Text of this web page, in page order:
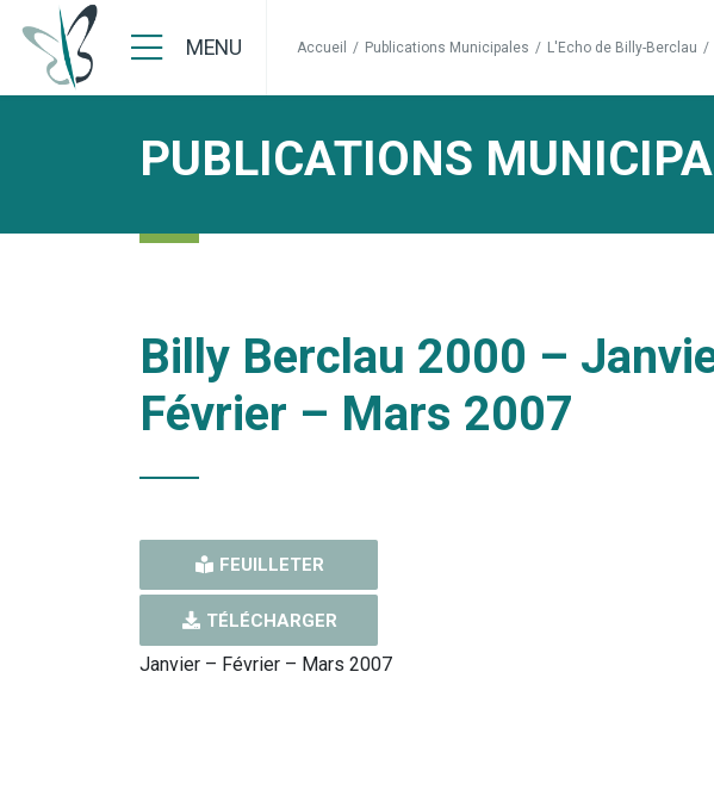
MENU Accueil / Publications Municipales / L'Echo de Billy-Berclau /
PUBLICATIONS
Billy Berclau 2000 –
Février – Mars 2007
FEUILLETER
TÉLÉCHARGER
Janvier – Février – Mars 2007